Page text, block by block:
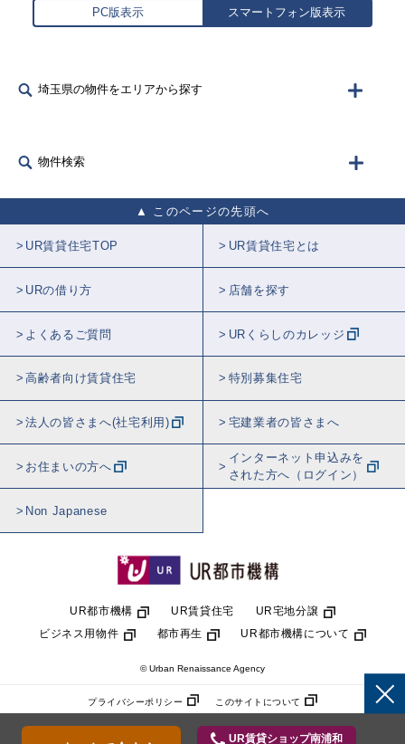
UR賃貸ショップ南浦和
PC版表示 スマートフォン版表示
埼玉県の物件をエリアから探す
物件検索
このページの先頭へ
UR賃貸住宅TOP UR賃貸住宅とは
URの借り方 店舗を探す
よくあるご質問 URくらしのカレッジ
高齢者向け賃貸住宅 特別募集住宅
法人の皆さまへ(社宅利用) 宅建業者の皆さまへ
お住まいの方へ
インターネット申込みを
された方へ（ログイン）
Non Japanese
UR都市機構 UR賃貸住宅
UR宅地分譲
ビジネス用物件
都市再生 UR都市機構について
© Urban Renaissance Agency
プライバシーポリシー このサイトについて